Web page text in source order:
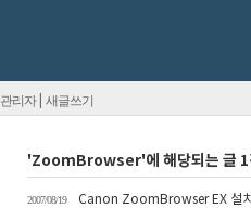
관리자| 새글쓰기
'ZoomBrowser'에 해당되는 글 1
2007/08/19 Canon ZoomBrowser EX 설